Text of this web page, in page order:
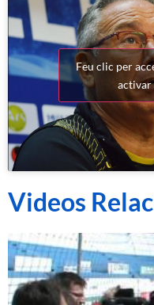
Feu clic per
activar
Videos